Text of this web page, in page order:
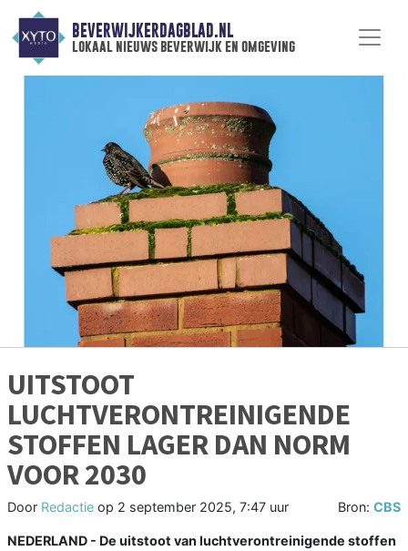
BEVERWIJKERDAGBLAD.NL
lokaal nieuws beverwijk en omgeving
UITSTOOT
LUCHTVERONTREINIGENDE
STOFFEN LAGER DAN NORM
VOOR 2030
Door Redactie op 2 september 2025, 7:47 uur Bron: CBS
NEDERLAND - De uitstoot van luchtverontreinigende stoffen